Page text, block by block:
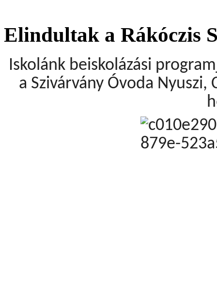
Elindultak a Rákóczis
Iskolánk beiskolázási
a Szivárvány Óvoda